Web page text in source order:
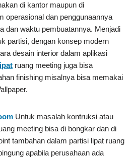
di kantor maupun di
operasional dan penggunaannya
dan waktu pembuatannya. Menjadi
partisi, dengan konsep modern
desain interior dalam aplikasi
ruang meeting juga bisa
finishing misalnya bisa memakai
Untuk masalah kontruksi atau
meeting bisa di bongkar dan di
tambahan dalam partisi lipat ruang
apabila perusahaan ada